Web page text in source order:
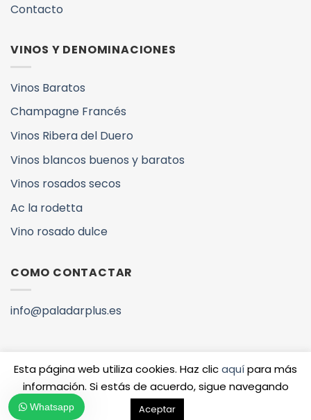
Contacto
VINOS Y DENOMINACIONES
Vinos Baratos
Champagne Francés
Vinos Ribera del Duero
Vinos blancos buenos y baratos
Vinos rosados secos
Ac la rodetta
Vino rosado dulce
COMO CONTACTAR
info@paladarplus.es
QUIENES SOMOS VINOS Y DENOMINACIONES
Copyright 2026 ©
www.paladarplus.es
Esta página web utiliza cookies. Haz clicaquípara más
información. Si estás de acuerdo, sigue navegando
Aceptar
Whatsapp